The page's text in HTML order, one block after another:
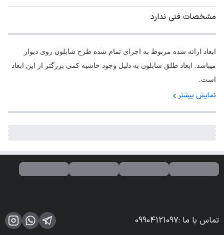
مشخصات فنی ندارد
ابعاد ارائه شده مربوط به اجرای تمام شده طرح شابلون روی دیوار
میباشد. ابعاد طلق شابلون به دلیل وجود حاشیه کمی بزرگتر از این ابعاد
است.
نمایش بیشتر
تماس با ما :
09904121097